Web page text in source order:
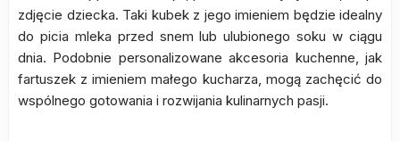
zdjęcie dziecka. Taki kubek z jego imieniem będzie idealny
do picia mleka przed snem lub ulubionego soku w ciągu
dnia. Podobnie personalizowane akcesoria kuchenne, jak
fartuszek z imieniem małego kucharza, mogą zachęcić do
wspólnego gotowania i rozwijania kulinarnych pasji.